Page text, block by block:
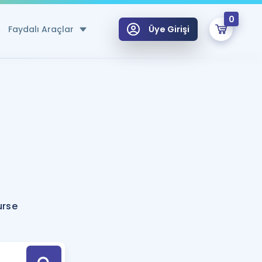
Faydalı Araçlar
Hesaplama Aracı
için Öneriler
Tek Takvimde
Üye Girişi
0
Hoca ile seni sınava hazırlayacak onlarca eğitim seni bekliyor!